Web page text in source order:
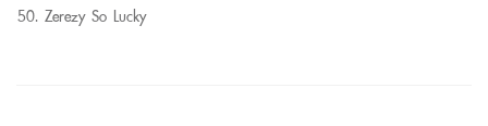
Zerezy So Lucky